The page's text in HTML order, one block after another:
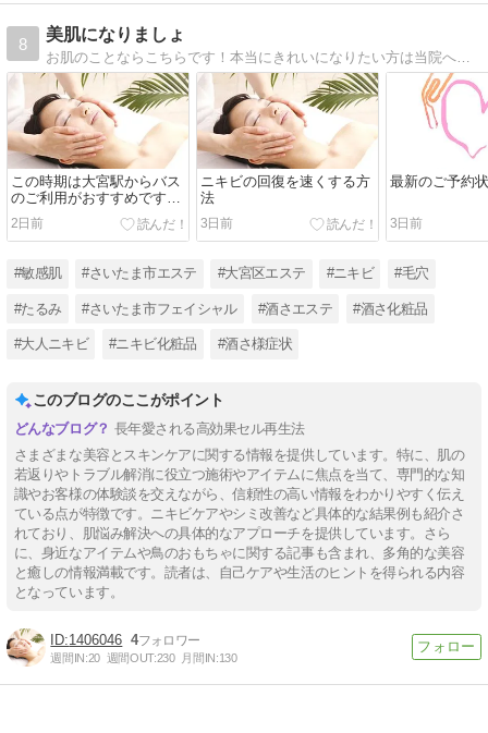
8
美肌になりましょ
お肌のことならこちらです！本当にきれいになりたい方は当院へ！さいたま市大宮区のフェイシャルエステ
この時期は大宮駅からバス
のご利用がおすすめです
(#^^#)
2日前
ニキビの回復を速くする方
法
3日前
最新のご予約
3日前
#敏感肌 #さいたま市エステ #大宮区エステ #ニキビ #毛穴
#たるみ #さいたま市フェイシャル #酒さエステ #酒さ化粧品
#大人ニキビ #ニキビ化粧品 #酒さ様症状
このブログのここがポイント
長年愛される高効果セル再生法
さまざまな美容とスキンケアに関する情報を提供しています。特に、肌の
若返りやトラブル解消に役立つ施術やアイテムに焦点を当て、専門的な知
識やお客様の体験談を交えながら、信頼性の高い情報をわかりやすく伝え
ている点が特徴です。ニキビケアやシミ改善など具体的な結果例も紹介さ
れており、肌悩み解決への具体的なアプローチを提供しています。さら
に、身近なアイテムや鳥のおもちゃに関する記事も含まれ、多角的な美容
と癒しの情報満載です。読者は、自己ケアや生活のヒントを得られる内容
となっています。
1406046 4
週間IN:20 週間OUT:230 月間IN:130